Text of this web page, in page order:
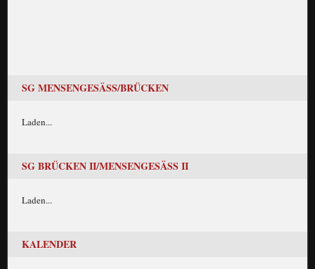
SG MENSENGESÄSS/BRÜCKEN
Laden...
SG BRÜCKEN II/MENSENGESÄSS II
Laden...
KALENDER